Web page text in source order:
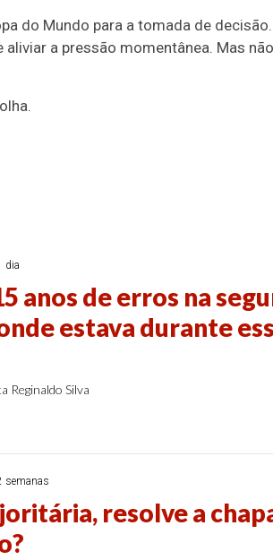
do Mundo para a tomada de
a pressão momentânea. Mas
dia
anos de erros na
estava durante
Reginaldo Silva
semanas
resolve a